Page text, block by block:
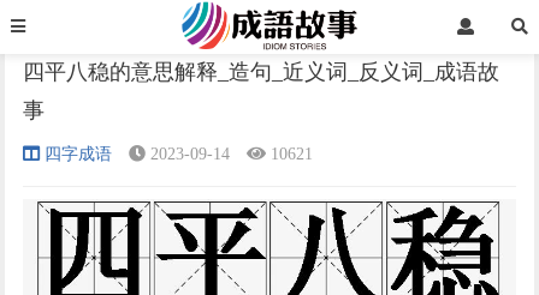
正文
四平八稳的意思解释_造句_近义词_反义词_成语故
事
四字成语 2023-09-14 10621